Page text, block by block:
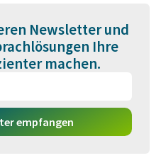
Newsletter und
Ihre
machen.
empfangen